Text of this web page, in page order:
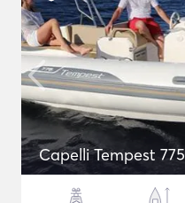
Capelli Tempest 775